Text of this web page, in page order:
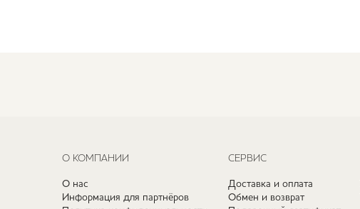
О КОМПАНИИ
О нас
Информация для партнёров
СЕРВИС
Доставка и оплата
Обмен и возврат